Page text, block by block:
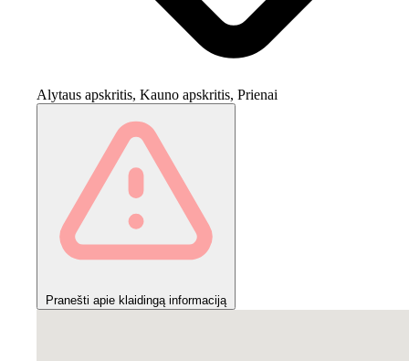
Alytaus apskritis, Kauno apskritis, Prienai
Pranešti apie klaidingą informaciją